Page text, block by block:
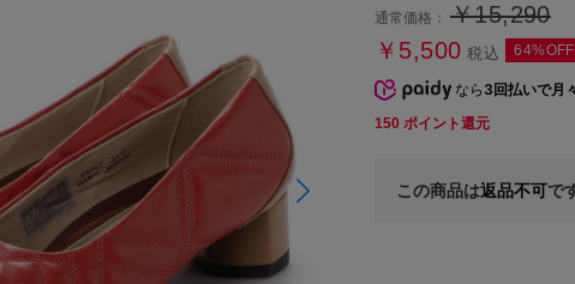
通常価格： ￥15,290
￥5,500 税込 64%OFF
なら 3回払いで月
150 ポイント還元
この商品は返品不可で